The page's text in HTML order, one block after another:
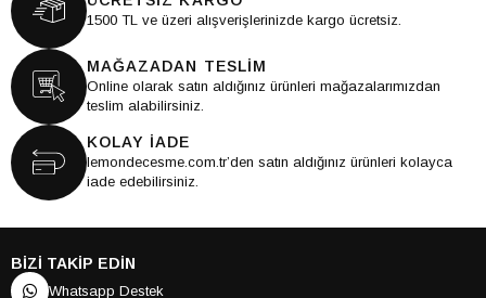
1500 TL ve üzeri alışverişlerinizde kargo ücretsiz.
MAĞAZADAN TESLİM
Online olarak satın aldığınız ürünleri mağazalarımızdan
teslim alabilirsiniz.
KOLAY İADE
lemondecesme.com.tr’den satın aldığınız ürünleri kolayca
iade edebilirsiniz.
BİZİ TAKİP EDİN
Whatsapp Destek